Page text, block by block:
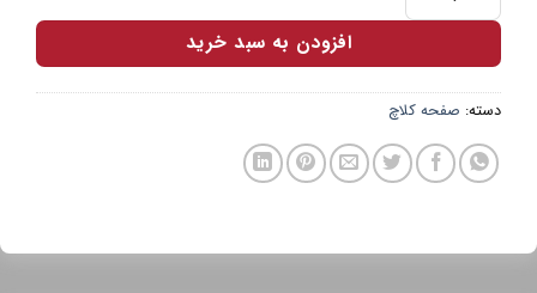
افزودن به سبد خرید
دسته:صفحه کلاچ